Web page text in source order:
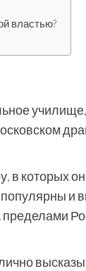
властью?
училище,
которых
популярны и